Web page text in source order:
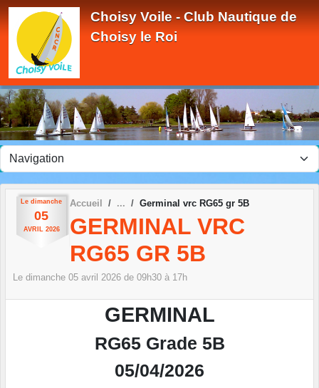
Choisy Voile - Club Nautique de
Choisy le Roi
Le dimanche
05
AVRIL 2026
Accueil Germinal vrc RG65 gr 5B
GERMINAL VRC
RG65 GR 5B
Le dimanche 05 avril 2026 de 09h30 à 17h
GERMINAL
RG65 Grade 5B
05/04/2026
Panneau de gestion des cookies